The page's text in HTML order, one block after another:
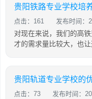
贵阳铁路专业学校培
点击：161 发布时间：
对现在来说，我们的高
才的需求量比较大，也
贵阳轨道专业学校的
点击：73 发布时间：